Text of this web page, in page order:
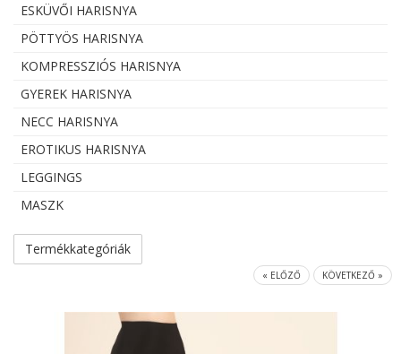
ESKÜVŐI HARISNYA
PÖTTYÖS HARISNYA
KOMPRESSZIÓS HARISNYA
GYEREK HARISNYA
NECC HARISNYA
EROTIKUS HARISNYA
LEGGINGS
MASZK
Termékkategóriák
« ELŐZŐ KÖVETKEZŐ »